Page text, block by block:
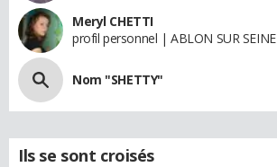
Meryl CHETTI
profil personnel | ABLON SUR SEINE
Nom "SHETTY"
Ils se sont croisés